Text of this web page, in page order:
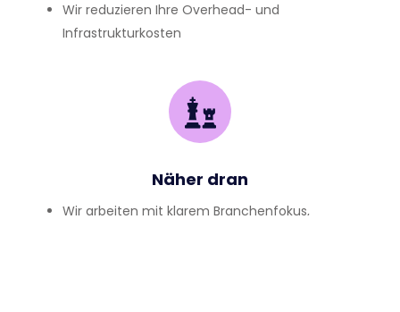
Wir reduzieren Ihre Overhead- und
Infrastrukturkosten
Näher dran
Wir arbeiten mit klarem Branchenfokus,